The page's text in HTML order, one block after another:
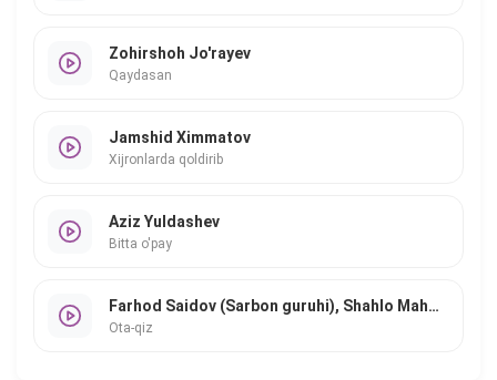
Zohirshoh Jo'rayev
Qaydasan
Jamshid Ximmatov
Xijronlarda qoldirib
Aziz Yuldashev
Bitta o'pay
Farhod Saidov (Sarbon guruhi), Shahlo Mahmudova
Ota-qiz